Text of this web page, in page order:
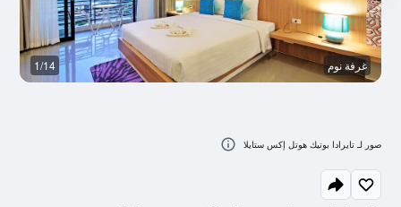
غرفة نوم 1/14
صور لـ تايرادا بوتيك هوتل إكس ستايلا